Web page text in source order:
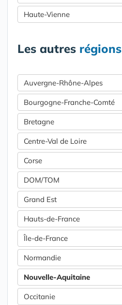
Haute-Vienne
Les autres régions
Auvergne-Rhône-Alpes
Bourgogne-Franche-Comté
Bretagne
Centre-Val de Loire
Corse
DOM/TOM
Grand Est
Hauts-de-France
Île-de-France
Normandie
Nouvelle-Aquitaine
Occitanie